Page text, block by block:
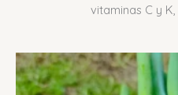
vitaminas C y